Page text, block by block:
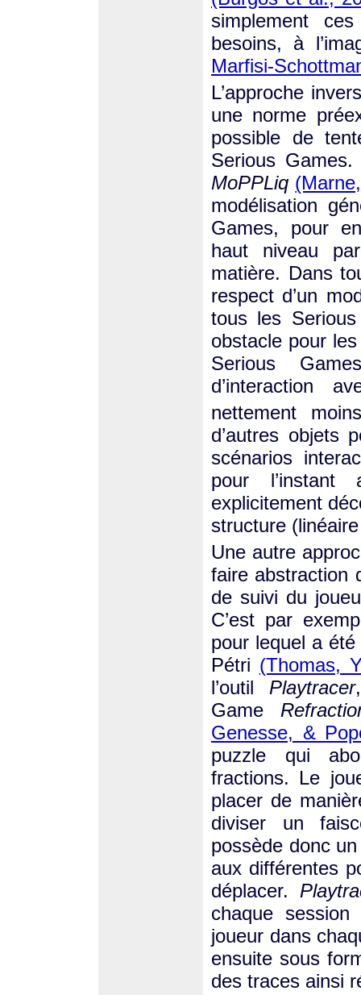
simplement
besoins, à
Marfisi-
L’approche
une norme
possible de
Serious
MoPPLiq
modélisation
Games, pour
haut niveau
matière. Dans
respect d’un
tous les
obstacle pour
Serious
d’interaction
nettement
d’autres objets
scénarios
pour l’instant
explicitement
structure
Une autre
faire abstraction
de suivi du
C’est par
pour lequel a
Pétri (Thomas,
l’outil Playtracer
Game
Genesse, &
puzzle qui
fractions. Le
placer de
diviser un
possède donc
aux différentes
déplacer.
chaque
joueur dans
ensuite sous
des traces ainsi